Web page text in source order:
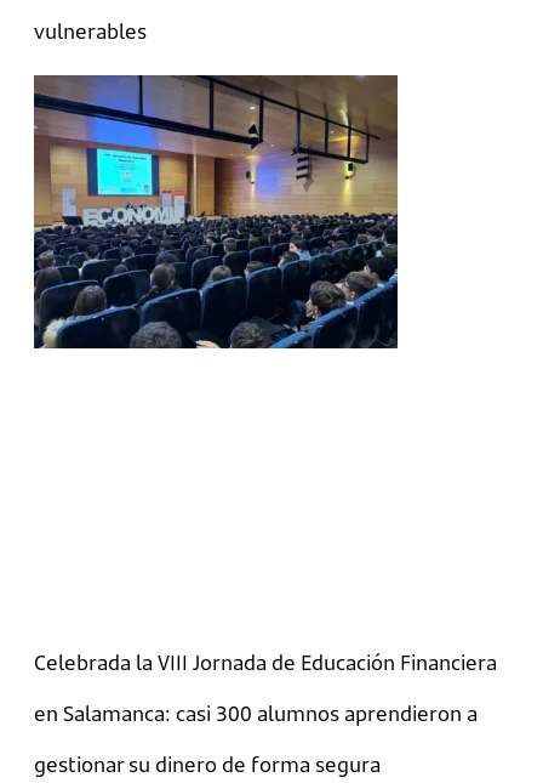
vulnerables
Celebrada la VIII Jornada de Educación Financiera
en Salamanca: casi 300 alumnos aprendieron a
gestionar su dinero de forma segura